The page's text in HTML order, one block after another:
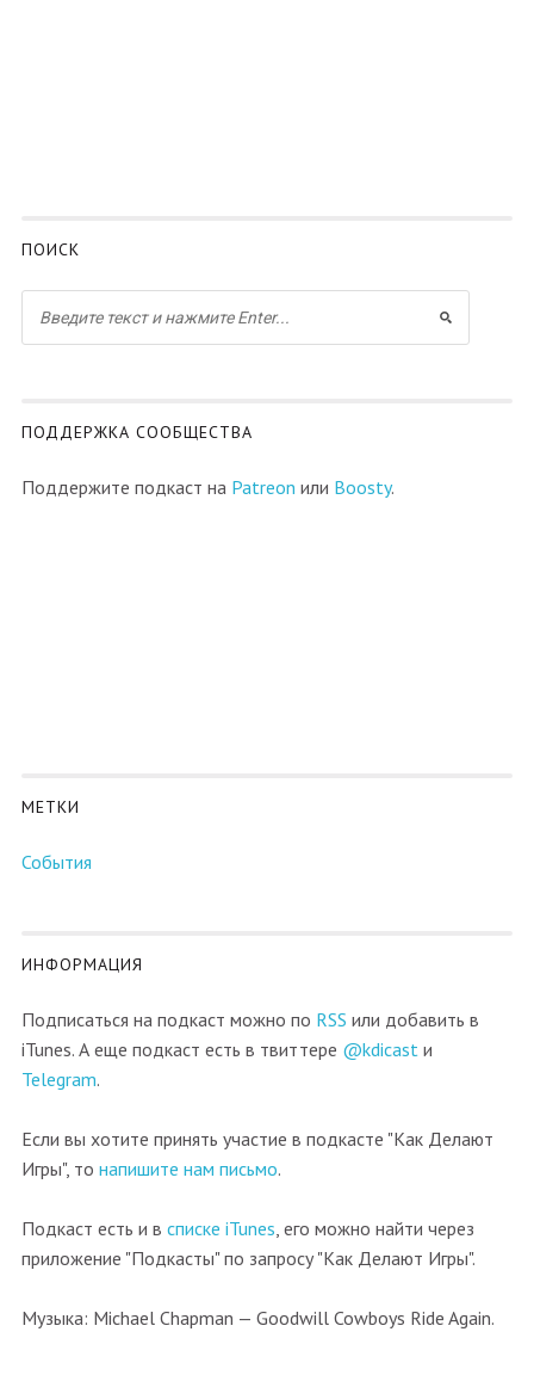
ПОИСК
ПОДДЕРЖКА СООБЩЕСТВА
Поддержите подкаст на Patreon или Boosty.
МЕТКИ
События
ИНФОРМАЦИЯ
Подписаться на подкаст можно по RSS или добавить в
iTunes. А еще подкаст есть в твиттере @kdicastи
Telegram.
Если вы хотите принять участие в подкасте "Как Делают
Игры", то напишите нам письмо.
Подкаст есть и в списке iTunes, его можно найти через
приложение "Подкасты" по запросу "Как Делают Игры".
Музыка: Michael Chapman — Goodwill Cowboys Ride Again.